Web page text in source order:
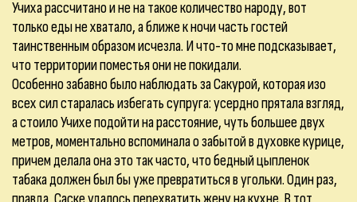
Учиха рассчитано и не на такое количество народу, вот
только еды не хватало, а ближе к ночи часть гостей
таинственным образом исчезла. И что-то мне подсказывает,
что территории поместья они не покидали.
Особенно забавно было наблюдать за Сакурой, которая изо
всех сил старалась избегать супруга: усердно прятала взгляд,
а стоило Учихе подойти на расстояние, чуть большее двух
метров, моментально вспоминала о забытой в духовке курице,
причем делала она это так часто, что бедный цыпленок
табака должен был бы уже превратиться в угольки. Один раз,